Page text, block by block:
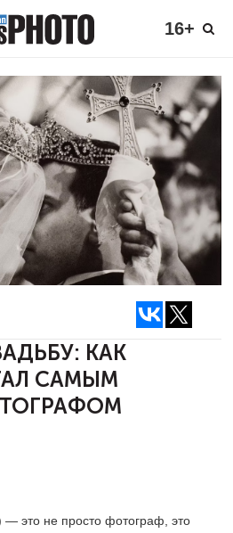
16+
КАК
САМЫМ
— это не просто фотограф, это